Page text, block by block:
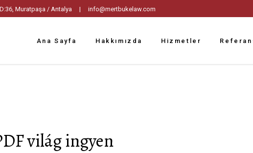
D:36, Muratpaşa / Antalya | info@mertbukelaw.com
Ana Sayfa Hakkımızda Hizmetler
világ ingyen